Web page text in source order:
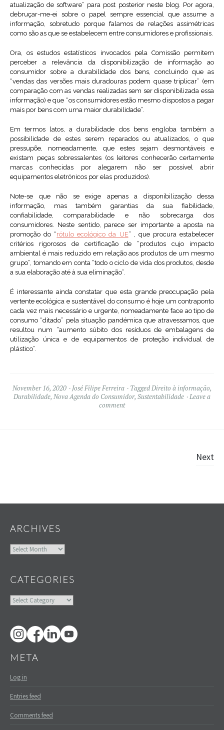
atualização de software” para post posterior neste blog. Por agora,
debruçar-me-ei sobre o papel sempre essencial que assume a
informação, sobretudo porque falamos de relações assimétricas
como são as que se estabelecem entre consumidores e profissionais.
Ora, os estudos estatísticos invocados pela Comissão permitem
perceber a relevância da disponibilização de informação ao
consumidor sobre a durabilidade dos bens, concluindo que as
“vendas das versões mais duradouras podem quase triplicar” (em
comparação com as vendas realizadas sem ser disponibilizada essa
informação) e que “os consumidores estão mesmo dispostos a pagar
mais por bens com uma maior durabilidade”.
Em termos latos, a durabilidade dos bens engloba também a
possibilidade de estes serem reparados ou atualizados, o que
pressupõe, nomeadamente, que estes sejam desmontáveis e
existam peças sobressalentes (os leitores conhecerão certamente
marcas conhecidas por alegarem não ser possível abrir
equipamentos eletrónicos por elas produzidos).
Note-se que não se exige apenas a disponibilização dessa
informação, mas também garantias da sua fiabilidade,
confiabilidade, comparabilidade e não sobrecarga dos
consumidores. Neste sentido, parece ser importante a aposta na
promoção do “rótulo ecológico da UE” , que procura estabelecer
critérios rigorosos de certificação de “produtos cujo impacto
ambiental é mais reduzido em relação aos produtos de um mesmo
grupo”, tomando em conta “todo o ciclo de vida dos produtos, desde
a sua elaboração até à sua eliminação”.
É interessante ainda constatar que esta grande preocupação pela
vertente ecológica e sustentável do consumo é hoje um contraponto
cada vez mais necessário e urgente, nomeadamente face ao tipo de
consumo “ditado” pela situação pandémica que atravessamos, que
resultou num “aumento súbito dos resíduos de embalagens de
utilização única e de equipamentos de proteção individual de
plástico”.
November 16, 2020 José Filipe Ferreira TaggedDireito à informação,
Durabilidade, Nova Agenda do Consumidor, Sustentabilidade
Leave a
comment
Next
ARCHIVES
Archives
CATEGORIES
Categories
META
Log in
Entries feed
Comments feed